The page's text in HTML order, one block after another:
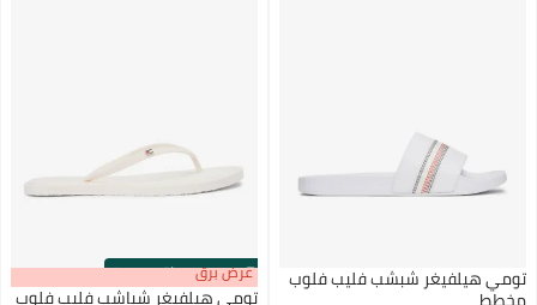
تومي هيلفيغر شبشب فليب فلوب 00m:00s
·باقي 100% عرض برق
تومي هيلفيغر شباشب فليب فلوب